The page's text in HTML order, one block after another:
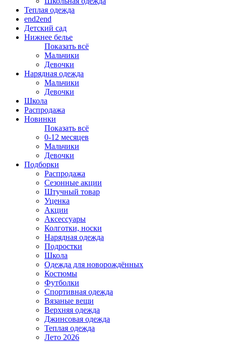
Теплая одежда
end2end
Детский сад
Нижнее белье
Показать всё
Мальчики
Девочки
Нарядная одежда
Мальчики
Девочки
Школа
Распродажа
Новинки
Показать всё
0-12 месяцев
Мальчики
Девочки
Подборки
Распродажа
Сезонные акции
Штучный товар
Уценка
Акции
Аксессуары
Колготки, носки
Нарядная одежда
Подростки
Школа
Одежда для новорождённых
Костюмы
Футболки
Спортивная одежда
Вязаные вещи
Верхняя одежда
Джинсовая одежда
Теплая одежда
Лето 2026